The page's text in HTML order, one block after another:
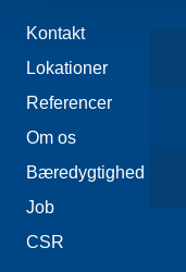
Kontakt
Lokationer
Referencer
Om os
Bæredygtighed
Job
CSR